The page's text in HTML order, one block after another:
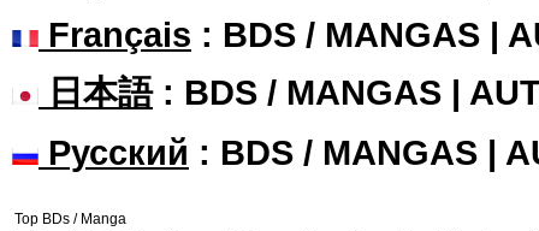
Français : BDS / MANGAS |
日本語: BDS / MANGAS |
Русский : BDS / MANGAS |
Top BDs / Manga